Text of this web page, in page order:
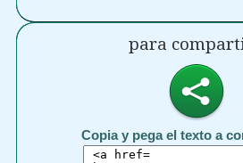
para
Copia y pega el texto a